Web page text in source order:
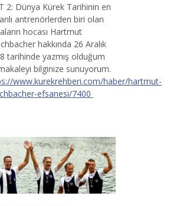
2: Dünya Kürek Tarihinin en
antrenörlerden biri olan
hocası Hartmut
hakkında 26 Aralık
tarihinde yazmış olduğum
bilginize sunuyorum.
www.kurekrehberi.com/haber/hartmut-
efsanesi/7400